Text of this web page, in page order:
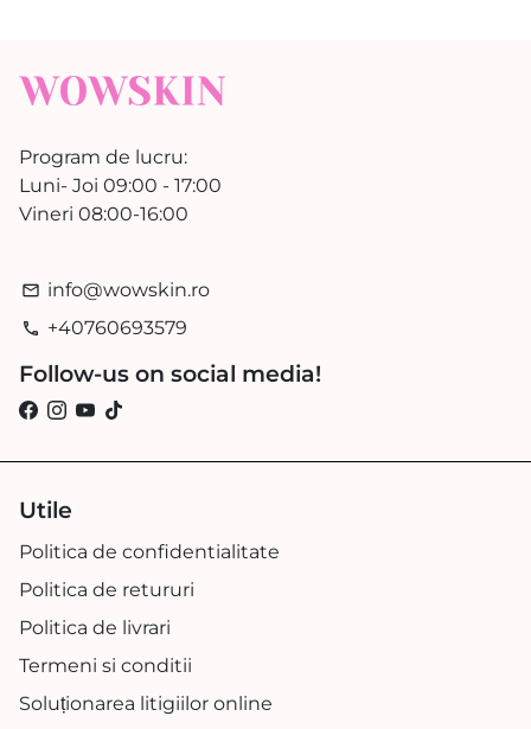
Program de lucru:
Luni- Joi 09:00 - 17:00
Vineri 08:00-16:00
email info@wowskin.ro
phone +40760693579
Follow-us on social media!
Utile
Politica de confidentialitate
Politica de retururi
Politica de livrari
Termeni si conditii
Soluționarea litigiilor online